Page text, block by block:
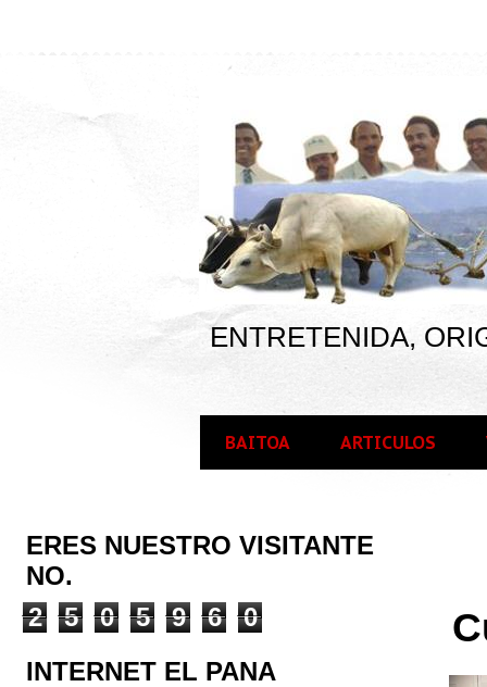
ENTRETENIDA,
BAITOA ARTICULOS
ERES NUESTRO VISITANTE
NO.
2
5 0 5 9 6
0
INTERNET EL PANA